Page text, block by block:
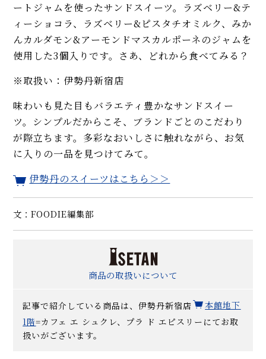
ートジャムを使ったサンドスイーツ。ラズベリー&テ
ィーショコラ、ラズベリー&ピスタチオミルク、みか
んカルダモン&アーモンドマスカルポーネのジャムを
使用した3個入りです。さあ、どれから食べてみる？
※取扱い：伊勢丹新宿店
味わいも見た目もバラエティ豊かなサンドスイー
ツ。シンプルだからこそ、ブランドごとのこだわり
が際立ちます。多彩なおいしさに触れながら、お気
に入りの一品を見つけてみて。
伊勢丹のスイーツはこちら＞＞
文：FOODIE編集部
商品の取扱いについて
記事で紹介している商品は、伊勢丹新宿店
本館地下
1階=カフェ エ シュクレ、プラ ド エピスリーにてお取
扱いがございます。